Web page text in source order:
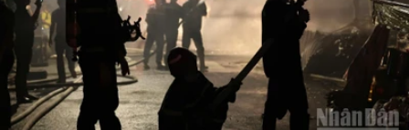
VĂN HÓA
XÃ HỘI
PHÁP LUẬT